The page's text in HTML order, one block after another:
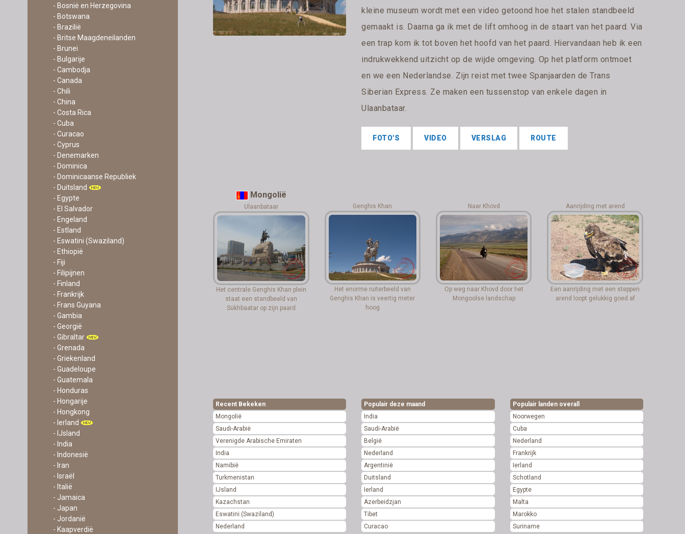
- Bosnië en Herzegovina
- Botswana
- Brazilië
- Britse Maagdeneilanden
- Brunei
- Bulgarije
- Cambodja
- Canada
- Chili
- China
- Costa Rica
- Cuba
- Curacao
- Cyprus
- Denemarken
- Dominica
- Dominicaanse Republiek
- Duitsland
- Egypte
- El Salvador
- Engeland
- Estland
- Eswatini (Swaziland)
- Ethiopië
- Fiji
- Filipijnen
- Finland
- Frankrijk
- Frans Guyana
- Gambia
- Georgië
- Gibraltar
- Grenada
- Griekenland
- Guadeloupe
- Guatemala
- Honduras
- Hongarije
- Hongkong
- Ierland
- IJsland
- India
- Indonesië
- Iran
- Israël
- Italië
- Jamaica
- Japan
- Jordanië
- Kaapverdië
kleine museum wordt met een video getoond hoe het stalen standbeeld
gemaakt is. Daarna ga ik met de lift omhoog in de staart van het paard. Via
een trap kom ik tot boven het hoofd van het paard. Hiervandaan heb ik een
indrukwekkend uitzicht op de wijde omgeving. Op het platform ontmoet
en we een Nederlandse. Zijn reist met twee Spanjaarden de Trans
Siberian Express. Ze maken een tussenstop van enkele dagen in
Ulaanbataar.
FOTO'S VIDEO VERSLAG ROUTE
Mongolië
Ulaanbataar
Het centrale Genghis Khan plein
staat een standbeeld van
Sükhbaatar op zijn paard
Genghis Khan
Het enorme ruiterbeeld van
Genghis Khan is veertig meter
hoog
Naar Khovd
Op weg naar Khovd door het
Mongoolse landschap
Aanrijding met arend
Een aanrijding met een steppen
arend loopt gelukkig goed af
Recent Bekeken
Mongolië
Saudi-Arabië
Verenigde Arabische Emiraten
India
Namibië
Turkmenistan
IJsland
Kazachstan
Eswatini (Swaziland)
Nederland
Populair deze maand
India
Saudi-Arabië
België
Nederland
Argentinië
Duitsland
Ierland
Azerbeidzjan
Tibet
Curacao
Populair landen overall
Noorwegen
Cuba
Nederland
Frankrijk
Ierland
Schotland
Egypte
Malta
Marokko
Suriname